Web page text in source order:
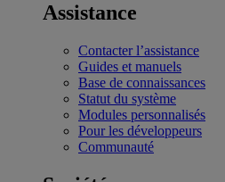
Assistance
Contacter l’assistance
Guides et manuels
Base de connaissances
Statut du système
Modules personnalisés
Pour les développeurs
Communauté